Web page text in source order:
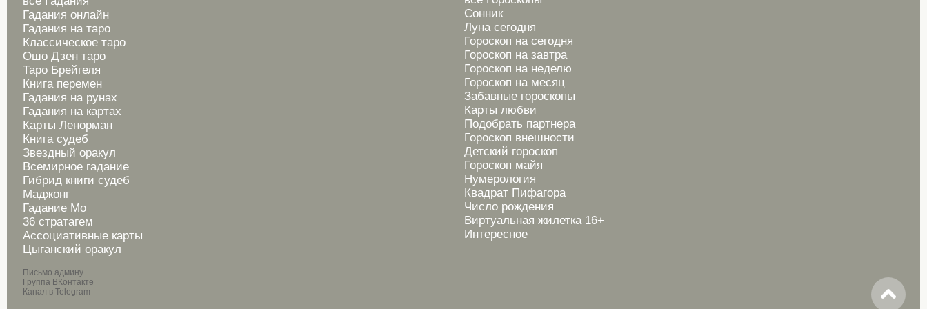
Гадания онлайн
Гадания на таро
Классическое таро
Ошо Дзен таро
Таро Брейгеля
Книга перемен
Гадания на рунах
Гадания на картах
Карты Ленорман
Книга судеб
Звездный оракул
Всемирное гадание
Гибрид книги судеб
Маджонг
Гадание Мо
36 стратагем
Ассоциативные карты
Цыганский оракул
Письмо админу
Группа ВКонтакте
Канал в Telegram
Сонник
Луна сегодня
Гороскоп на сегодня
Гороскоп на завтра
Гороскоп на неделю
Гороскоп на месяц
Забавные гороскопы
Карты любви
Подобрать партнера
Гороскоп внешности
Детский гороскоп
Гороскоп майя
Нумерология
Квадрат Пифагора
Число рождения
Виртуальная жилетка 16+
Интересное